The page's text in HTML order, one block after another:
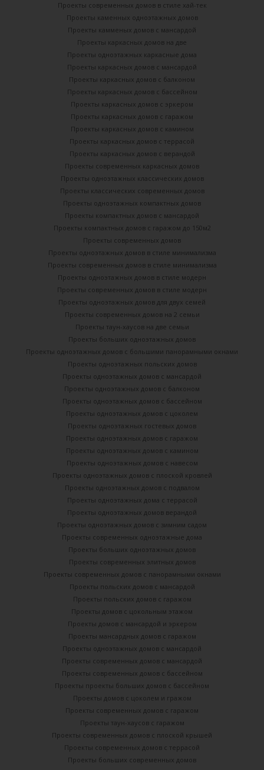
Проекты современных домов в стиле хай-тек
Проекты каменных одноэтажных домов
Проекты камменых домов с мансардой
Проекты каркасных домов на две
Проекты одноэтажных каркасные дома
Проекты каркасных домов с мансардой
Проекты каркасных домов с балконом
Проекты каркасных домов с бассейном
Проекты каркасных домов с эркером
Проекты каркасных домов с гаражом
Проекты каркасных домов с камином
Проекты каркасных домов с террасой
Проекты каркасных домов с верандой
Проекты современных каркасных домов
Проекты одноэтажных классических домов
Проекты классических современных домов
Проекты одноэтажных компактных домов
Проекты компактных домов с мансардой
Проекты компактных домов с гаражом до 150м2
Проекты современных домов
Проекты одноэтажных домов в стиле минимализма
Проекты современных домов в стиле минимализма
Проекты одноэтажных домов в стиле модерн
Проекты современных домов в стиле модерн
Проекты одноэтажных домов для двух семей
Проекты современных домов на 2 семьи
Проекты таун-хаусов на две семьи
Проекты больших одноэтажных домов
Проекты одноэтажных домов с большими панорамными окнами
Проекты одноэтажных польских домов
Проекты одноэтажных домов с мансардой
Проекты одноэтажных домов с балконом
Проекты одноэтажных домов с бассейном
Проекты одноэтажных домов с цоколем
Проекты одноэтажных гостевых домов
Проекты одноэтажных домов с гаражом
Проекты одноэтажных домов с камином
Проекты одноэтажных домов с навесом
Проекты одноэтажных домов с плоской кровлей
Проекты одноэтажных домов с подвалом
Проекты одноэтажных дома с террасой
Проекты одноэтажных домов верандой
Проекты одноэтажных домов с зимним садом
Проекты современных одноэтажные дома
Проекты больших одноэтажных домов
Проекты современных элитных домов
Проекты современных домов с панорамными окнами
Проекты польских домов с мансардой
Проекты польских домов с гаражом
Проекты домов с цокольным этажом
Проекты домов с мансардой и эркером
Проекты мансардных домов с гаражом
Проекты одноэтажных домов с мансардой
Проекты современных домов с мансардой
Проекты современных домов с бассейном
Проекты проекты больших домов с бассейном
Проекты домов с цоколем и гражом
Проекты современных домов с гаражом
Проекты таун-хаусов с гаражом
Проекты современных домов с плоской крышей
Проекты современных домов с террасой
Проекты больших современных домов